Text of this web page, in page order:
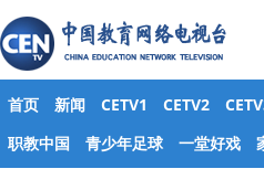
首页 新闻 CETV1 CETV2
职教中国
青少年足球 一堂好戏